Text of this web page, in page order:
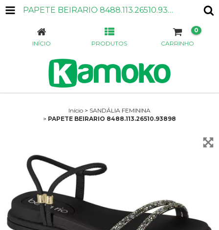
PAPETE BEIRARIO 8488.113.26510.93898
INÍCIO PRODUTOS CARRINHO
0
Início > SANDÁLIA FEMININA
> PAPETE BEIRARIO 8488.113.26510.93898